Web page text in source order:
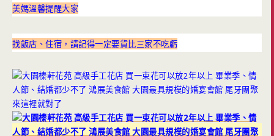
美媽溫馨提醒大家
找飯店、住宿，請記得一定要貨比三家不吃虧